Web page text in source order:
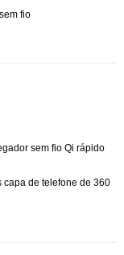
fio
sem fio Qi rápido
capa de telefone de 360